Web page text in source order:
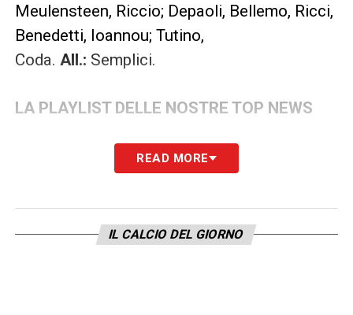
Meulensteen, Riccio; Depaoli, Bellemo, Ricci,
Benedetti, Ioannou; Tutino,
Coda. All.: Semplici.
LA PLAYLIST DELLE NOSTRE TOP NEWS
READ MORE
IL CALCIO DEL GIORNO